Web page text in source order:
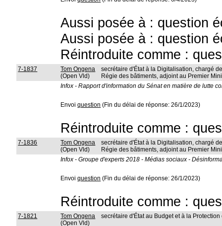
Aussi posée à : question
Aussi posée à : question
Réintroduite comme :
7-1837
Tom Ongena
(Open Vld)
secrétaire d'État à la Digitalisation, chargé
Régie des bâtiments, adjoint au Premier
Infox - Rapport d'information du Sénat en matière de lutte
Envoiquestion (Fin du délai de réponse: 26/1/2023)
Réintroduite comme :
7-1836
Tom Ongena
(Open Vld)
secrétaire d'État à la Digitalisation, chargé
Régie des bâtiments, adjoint au Premier
Infox - Groupe d'experts 2018 - Médias sociaux -
Envoiquestion (Fin du délai de réponse: 26/1/2023)
Réintroduite comme :
7-1821
Tom Ongena
(Open Vld)
secrétaire d'État au Budget et à la